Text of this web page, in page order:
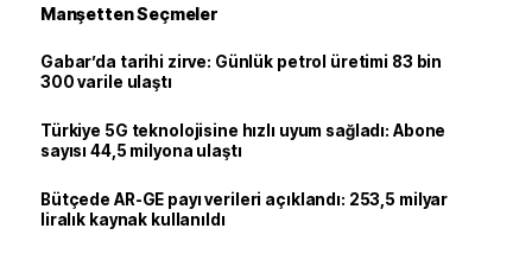
Manşetten Seçmeler
Gabar’da tarihi zirve: Günlük petrol üretimi 83 bin
300 varile ulaştı
Türkiye 5G teknolojisine hızlı uyum sağladı: Abone
sayısı 44,5 milyona ulaştı
Bütçede AR-GE payı verileri açıklandı: 253,5 milyar
liralık kaynak kullanıldı